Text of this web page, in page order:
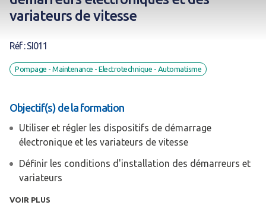
Statuts & Organisation
Nous sommes à leurs côtés
Appui & Coopération
Animation de réseaux d'acteurs
Produits documentaires
Catalogue de formations
A vos agendas !
variateurs de vitesse
Réf : SI011
Pompage - Maintenance - Electrotechnique - Automatisme
Objectif(s) de la formation
Utiliser et régler les dispositifs de démarrage
électronique et les variateurs de vitesse
Définir les conditions d'installation des démarreurs et
variateurs
Identifier et analyser les sources de perturbations
VOIR PLUS